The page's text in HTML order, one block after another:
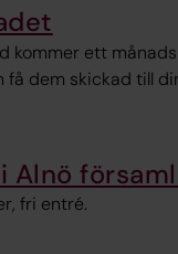
kommer ett
få dem skickad till
Alnö
fri entré.